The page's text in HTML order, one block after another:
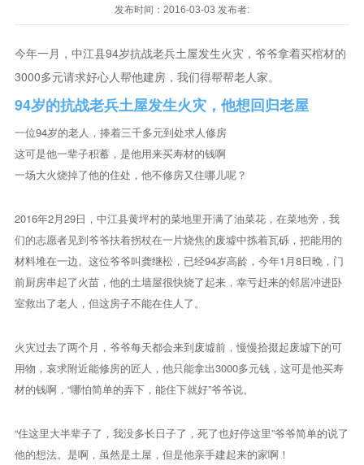
发布时间：2016-03-03 发布者:
今年一月，中江县94岁抗战老兵土屋发生火灾，爷爷拿着买棺材的
3000多元请求好心人帮他建房，我们得帮帮老人家。
94岁的抗战老兵土屋发生火灾，他想回归老屋
一位94岁的老人，捧着三千多元到处求人修房
这可是他一辈子积蓄，是他用来买寿材的钱啊
一场大火烧掉了他的住处，他不修房又住哪儿呢？
2016年2月29日，中江县黄坪村的菜地里开满了油菜花，在菜地旁，我
们的志愿者见到爷爷扶着拐杖在一片烧焦的废墟中拣着瓦砾，把能用的
材料堆在一边。这位爷爷叫龚继松，已经94岁高龄，今年1月8日晚，门
前厨房串起了火苗，他的土墙屋很快烧了起来，幸亏赶来的邻居冲进卧
室救出了老人，但这房子不能在住人了。
火灾过去了两个月，爷爷每天都会来到废墟前，慢慢拾掇起废墟下的可
用物，哀求附近能修房的匠人，他只能拿出3000多元钱，这可是他买寿
材的钱啊，“哪怕简单的弄下，能住下就好”爷爷说。
“住这里大半辈子了，我没多长日子了，死了也好停这里”爷爷简单的说了
他的想法。是啊，虽然是土屋，但是他亲手建起来的家啊！